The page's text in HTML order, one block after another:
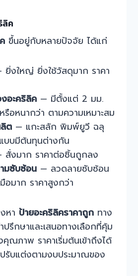
ลิค
ขึ้นอยู่กับหลายปัจจัย ได้แก่
งใหญ่ ยิ่งใช้วัสดุมาก ราคา
อะคริลิค— มีตั้งแต่ 2 มม.
อหนากว่า ตามความเหมาะสม
ต— แกะสลัก พิมพ์ยูวี ฉลุ
บบมีต้นทุนต่างกัน
งมาก ราคาต่อชิ้นถูกลง
มซับซ้อน— ลวดลายซับซ้อน
มือมาก ราคาสูงกว่า
หา ป้ายอะคริลิคราคาถูกทาง
ปรึกษาและเสนอทางเลือกที่คุ้ม
ณภาพ ราคาเริ่มต้นเข้าถึงได้
รับแต่งตามงบประมาณของ